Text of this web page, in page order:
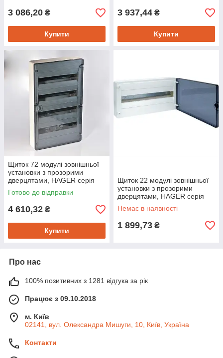
3 086,20 ₴
Купити
3 937,44 ₴
Купити
Щиток 72 модулі зовнішньої
установки з прозорими
дверцятами, HAGER серія
Golf, VS418TD
Готово до відправки
4 610,32 ₴
Купити
Щиток 22 модулі зовнішньої
установки з прозорими
дверцятами, HAGER серія
Golf, VS122TD
Немає в наявності
1 899,73 ₴
Про нас
100% позитивних з 1281 відгука за рік
Працює з 09.10.2018
м. Київ
02141, вул. Олександра Мишуги, 10, Київ, Україна
Контакти